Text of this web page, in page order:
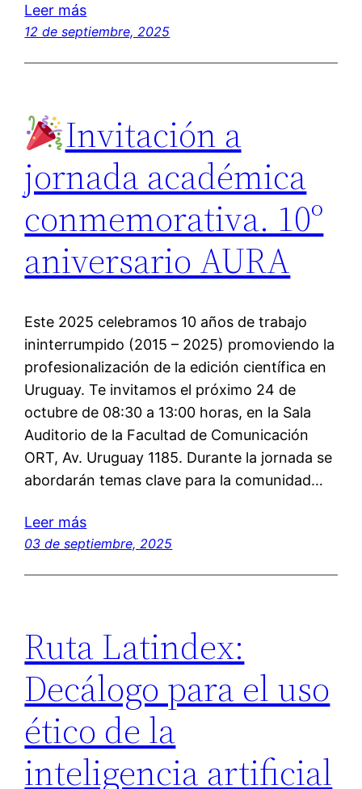
Leer más
12 de septiembre, 2025
Invitación a
jornada académica
conmemorativa. 10º
aniversario AURA
Este 2025 celebramos 10 años de trabajo
ininterrumpido (2015 – 2025) promoviendo la
profesionalización de la edición científica en
Uruguay. Te invitamos el próximo 24 de
octubre de 08:30 a 13:00 horas, en la Sala
Auditorio de la Facultad de Comunicación
ORT, Av. Uruguay 1185. Durante la jornada se
abordarán temas clave para la comunidad…
Leer más
03 de septiembre, 2025
Ruta Latindex:
Decálogo para el uso
ético de la
inteligencia artificial